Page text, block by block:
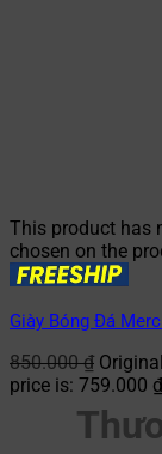
This product has
chosen on the
Giày Bóng Đá
850.000₫
price is: 759.000